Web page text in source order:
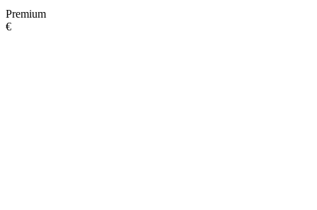
Premium
€